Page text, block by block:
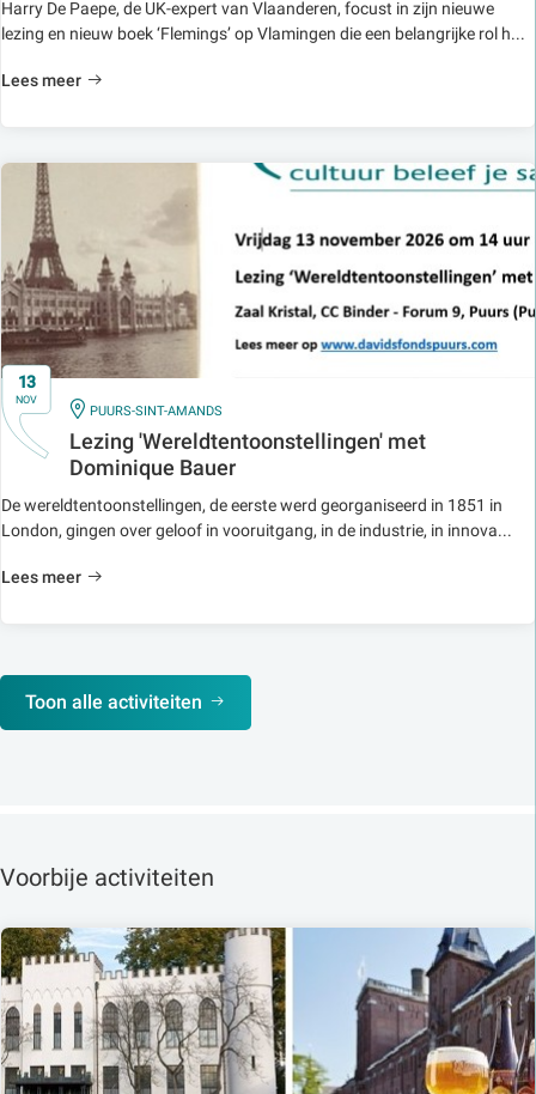
Harry De Paepe, de UK-expert van Vlaanderen, focust in zijn nieuwe
lezing en nieuw boek ‘Flemings’ op Vlamingen die een belangrijke rol h...
Lees meer
13
NOV
IN
PUURS-SINT-AMANDS
Lezing 'Wereldtentoonstellingen' met
Dominique Bauer
De wereldtentoonstellingen, de eerste werd georganiseerd in 1851 in
London, gingen over geloof in vooruitgang, in de industrie, in innova...
Lees meer
Toon alle activiteiten
Voorbije activiteiten